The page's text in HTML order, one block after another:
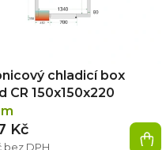
chladicí box
CR 150x150x220
bez DPH
Kč